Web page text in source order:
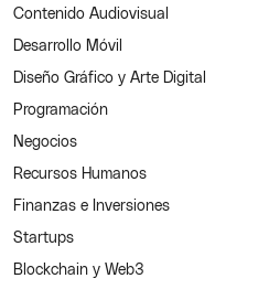
Contenido Audiovisual
Desarrollo Móvil
Diseño Gráfico y Arte Digital
Programación
Negocios
Recursos Humanos
Finanzas e Inversiones
Startups
Blockchain y Web3